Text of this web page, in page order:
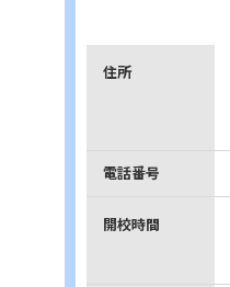
住所
電話番号
開校時間